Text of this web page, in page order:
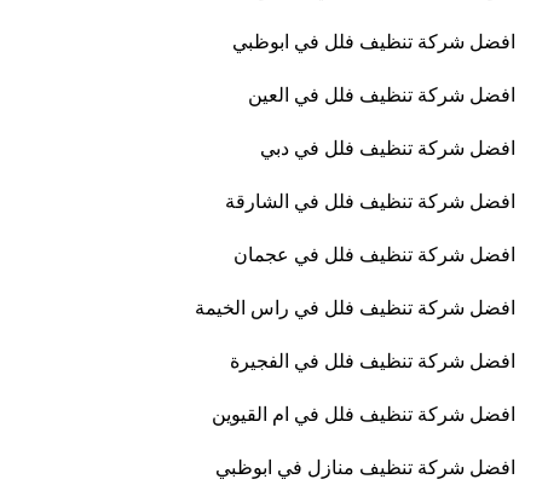
افضل شركة تنظيف فلل في ابوظبي
افضل شركة تنظيف فلل في العين
افضل شركة تنظيف فلل في دبي
افضل شركة تنظيف فلل في الشارقة
افضل شركة تنظيف فلل في عجمان
افضل شركة تنظيف فلل في راس الخيمة
افضل شركة تنظيف فلل في الفجيرة
افضل شركة تنظيف فلل في ام القيوين
افضل شركة تنظيف منازل في ابوظبي